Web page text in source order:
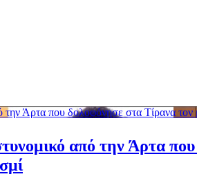
την Άρτα που δολοφόνησε στα Τίρανα
από την Άρτα